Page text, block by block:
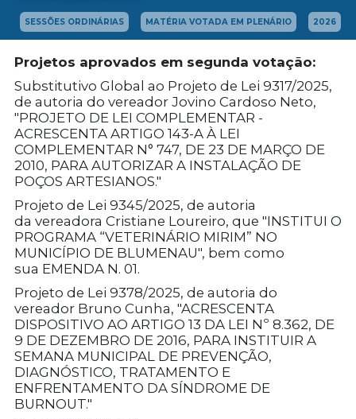
SESSÕES ORDINÁRIAS MATÉRIA VOTADA EM PLENÁRIO 2026
Projetos aprovados em segunda votação:
Substitutivo Global ao Projeto de Lei 9317/2025,
de autoria do vereador Jovino Cardoso Neto,
"PROJETO DE LEI COMPLEMENTAR -
ACRESCENTA ARTIGO 143-A À LEI
COMPLEMENTAR N° 747, DE 23 DE MARÇO DE
2010, PARA AUTORIZAR A INSTALAÇÃO DE
POÇOS ARTESIANOS."
Projeto de Lei 9345/2025, de autoria
da vereadora Cristiane Loureiro, que "INSTITUI O
PROGRAMA “VETERINÁRIO MIRIM” NO
MUNICÍPIO DE BLUMENAU", bem como
sua EMENDA N. 01.
Projeto de Lei 9378/2025, de autoria do
vereador Bruno Cunha, "ACRESCENTA
DISPOSITIVO AO ARTIGO 13 DA LEI Nº 8.362, DE
9 DE DEZEMBRO DE 2016, PARA INSTITUIR A
SEMANA MUNICIPAL DE PREVENÇÃO,
DIAGNÓSTICO, TRATAMENTO E
ENFRENTAMENTO DA SÍNDROME DE
BURNOUT."